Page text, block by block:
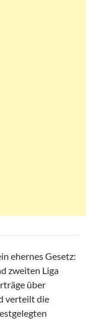
ehernes Gesetz:
zweiten Liga
über
verteilt die